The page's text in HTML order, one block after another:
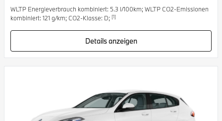
WLTP Energieverbrauch kombiniert: 5.3 l/100km; WLTP CO2-Emissionen
kombiniert: 121 g/km; CO2-Klasse: D; [1]
Details anzeigen